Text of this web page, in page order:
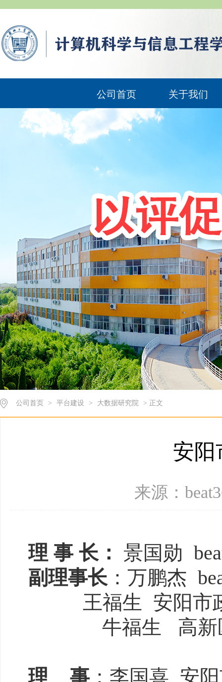
公司首页 关于我们
公司首页 > 平台建设 > 大数据研究院 > 正文
安阳
来源：
理 事 长： 景国勋
副理事长：万鹏杰
王福生 安阳市
牛福生
高
理 事 ： 李国喜 安